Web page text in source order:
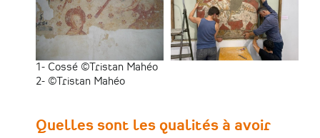
1- Cossé ©Tristan Mahéo
2- ©Tristan Mahéo
Quelles sont les qualités à avoir